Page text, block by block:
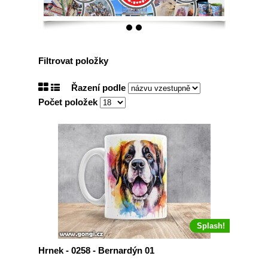
Filtrovat položky
Řazení podle
Počet položek
Splash!
Hrnek - 0258 - Bernardýn 01